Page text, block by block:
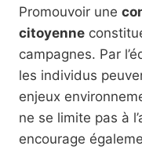
Promouvoir une
citoyenne
campagnes. Par
les individus
enjeux
ne se limite pas à
encourage